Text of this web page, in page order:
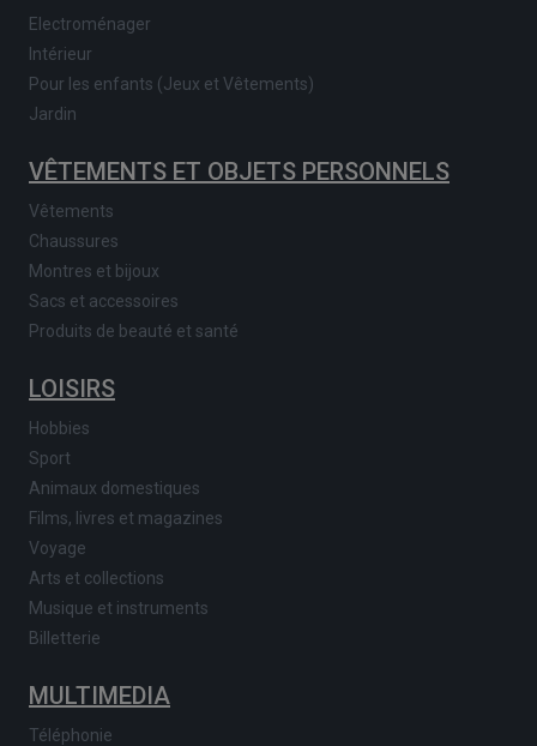
Electroménager
Intérieur
Pour les enfants (Jeux et Vêtements)
Jardin
VÊTEMENTS ET OBJETS PERSONNELS
Vêtements
Chaussures
Montres et bijoux
Sacs et accessoires
Produits de beauté et santé
LOISIRS
Hobbies
Sport
Animaux domestiques
Films, livres et magazines
Voyage
Arts et collections
Musique et instruments
Billetterie
MULTIMEDIA
Téléphonie